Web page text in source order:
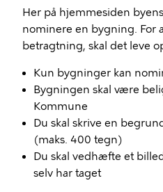
Her på hjemmesiden
nominere en bygning. For
betragtning, skal det leve
Kun bygninger kan
Bygningen skal være
Kommune
Du skal skrive en
(maks. 400 tegn)
Du skal vedhæfte et
selv har taget